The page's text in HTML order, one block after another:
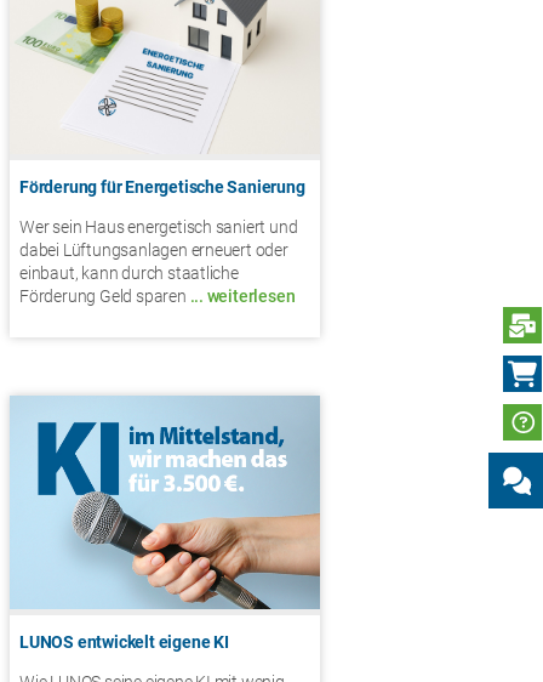
Förderung für Energetische Sanierung
Wer sein Haus energetisch saniert und
dabei Lüftungsanlagen erneuert oder
einbaut, kann durch staatliche
Förderung Geld sparen ... weiterlesen
LUNOS entwickelt eigene KI